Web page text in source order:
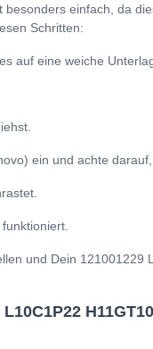
einfach, da
Schritten:
auf eine weiche
ein und achte
und Dein 121001229